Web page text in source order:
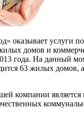
оказывает услуги
домов и
года. На данный
63 жилых домов,
компании является